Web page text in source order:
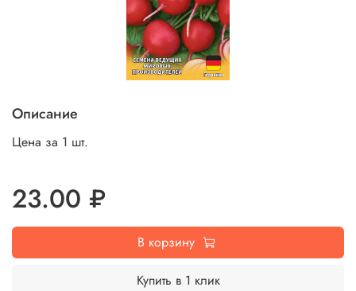
Описание
Цена за 1 шт.
23.00 ₽
В корзину
Купить в 1 клик